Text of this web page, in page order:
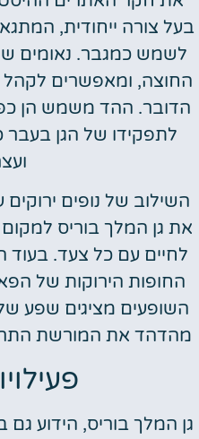
בעל צורה ייחודית,
לשמש כמגבר. נאומים
החוצה, ומאפשרים
הדובר. ההד משמש הן
לתפקידו של הגן בעבר
השילוב של נופים
את גן המלך בוריס
לחיים עם כל צעד.
החופות הירוקות של
השופעים מציגים שפע
מהדהד את המורשת
גן המלך בוריס, הידוע